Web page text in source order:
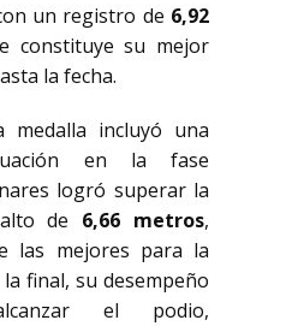
un registro de 6,92
constituye su mejor
la fecha.
medalla incluyó una
en la fase
logró superar la
de 6,66 metros,
las mejores para la
final, su desempeño
el podio,